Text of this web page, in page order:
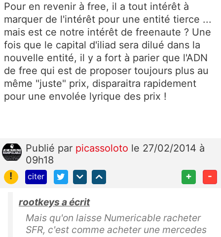
Pour en revenir à free, il a tout intérêt à
marquer de l'intérêt pour une entité tierce ...
mais est ce notre intérêt de freenaute ? Une
fois que le capital d'iliad sera dilué dans la
nouvelle entité, il y a fort à parier que l'ADN
de free qui est de proposer toujours plus au
même "juste" prix, disparaitra rapidement
pour une envolée lyrique des prix !
Publié par picassoloto le 27/02/2014 à
09h18
!
citer + -
rootkeys a écrit
Mais qu'on laisse Numericable racheter
SFR, c'est comme acheter une mercedes